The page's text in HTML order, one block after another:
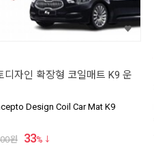
디자인 확장형 코일매트 K9 운
Design Coil Car Mat K9
원 33%